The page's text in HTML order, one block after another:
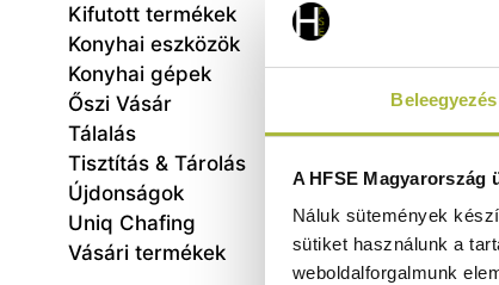
Beleegyezés
A HFSE Magyarország
Náluk sütemények
sütiket használunk a
weboldalforgalmunk
Kifutott termékek
Konyhai eszközök
Konyhai gépek
Őszi Vásár
Tálalás
Tisztítás & Tárolás
Újdonságok
Uniq Chafing
Vásári termékek